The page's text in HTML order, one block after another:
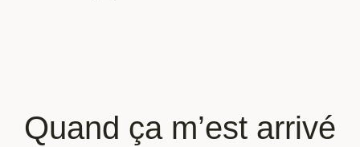
Quand ça m’est arrivé